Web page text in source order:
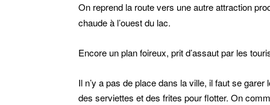
On reprend la route vers une autre attraction
chaude à l’ouest du lac.
Encore un plan foireux, prit d’assaut par les
Il n’y a pas de place dans la ville, il faut se
des serviettes et des frites pour flotter. On